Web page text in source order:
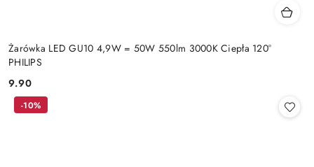
Żarówka LED GU10 4,9W = 50W 550lm 3000K Ciepła 120°
PHILIPS
Cena:
9.90
-10%